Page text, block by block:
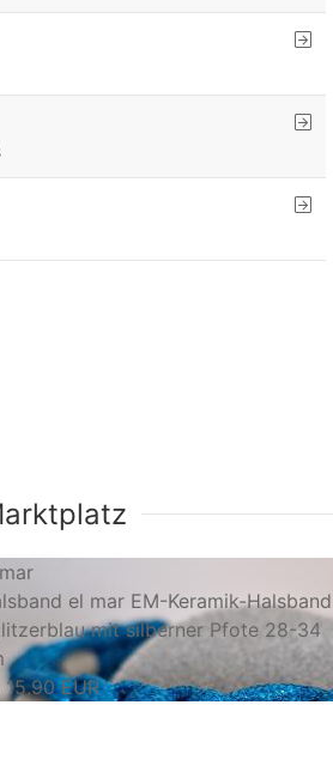
el mar EM-Keramik-Halsband
mit silberner Pfote 28-34
15,90 EUR